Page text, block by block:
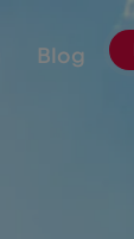
Blog